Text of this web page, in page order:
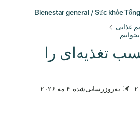
غذایی
تغذیه‌ای را
به‌روزرسانی‌شده ۴ مه ۲۰۲۶